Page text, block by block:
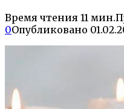
Время чтения 11 мин.
0Опубликовано